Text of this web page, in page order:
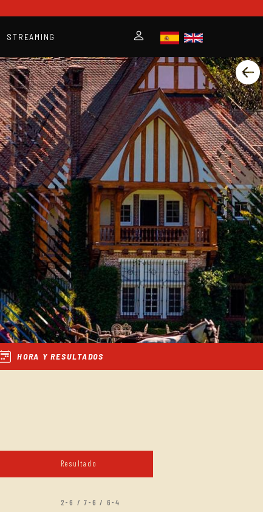
STREAMING
HORA Y RESULTADOS
Resultado
2-6 / 7-6 / 6-4